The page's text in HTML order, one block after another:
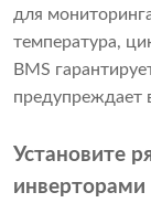
для
температура,
BMS
предупреждает
Установите
инверторами